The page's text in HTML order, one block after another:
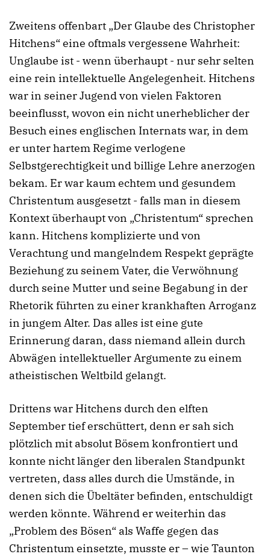
Zweitens offenbart „Der Glaube des Christopher
Hitchens“ eine oftmals vergessene Wahrheit:
Unglaube ist - wenn überhaupt - nur sehr selten
eine rein intellektuelle Angelegenheit. Hitchens
war in seiner Jugend von vielen Faktoren
beeinflusst, wovon ein nicht unerheblicher der
Besuch eines englischen Internats war, in dem
er unter hartem Regime verlogene
Selbstgerechtigkeit und billige Lehre anerzogen
bekam. Er war kaum echtem und gesundem
Christentum ausgesetzt - falls man in diesem
Kontext überhaupt von „Christentum“ sprechen
kann. Hitchens komplizierte und von
Verachtung und mangelndem Respekt geprägte
Beziehung zu seinem Vater, die Verwöhnung
durch seine Mutter und seine Begabung in der
Rhetorik führten zu einer krankhaften Arroganz
in jungem Alter. Das alles ist eine gute
Erinnerung daran, dass niemand allein durch
Abwägen intellektueller Argumente zu einem
atheistischen Weltbild gelangt.
Drittens war Hitchens durch den elften
September tief erschüttert, denn er sah sich
plötzlich mit absolut Bösem konfrontiert und
konnte nicht länger den liberalen Standpunkt
vertreten, dass alles durch die Umstände, in
denen sich die Übeltäter befinden, entschuldigt
werden könnte. Während er weiterhin das
„Problem des Bösen“ als Waffe gegen das
Christentum einsetzte, musste er – wie Taunton